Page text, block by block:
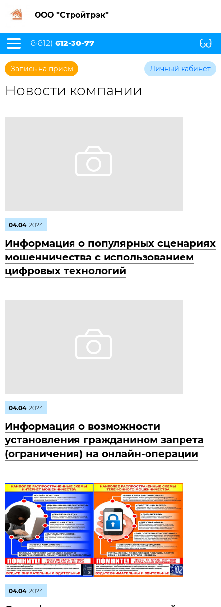
ООО "Стройтрэк"
8(812) 612-30-77
Запись на прием Личный кабинет
Новости компании
04.04 2024
Информация о популярных сценариях
мошенничества с использованием
цифровых технологий
04.04 2024
Информация о возможности
установления гражданином запрета
(ограничения) на онлайн-операции
04.04 2024